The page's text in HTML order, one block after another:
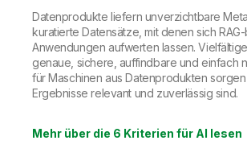
Datenprodukte liefern unverzichtbare
kuratierte Datensätze, mit denen sich
Anwendungen aufwerten lassen.
genaue, sichere, auffindbare und einfach
für Maschinen aus Datenprodukten
Ergebnisse relevant und zuverlässig sind.
Mehr über die 6 Kriterien für AI lesen